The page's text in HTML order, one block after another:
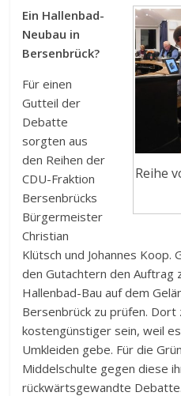
Reihe
Ein Hallenbad-
Neubau in
Bersenbrück?
Für einen
Gutteil der
Debatte
sorgten aus
den Reihen der
CDU-Fraktion
Bersenbrücks
Bürgermeister
Christian
Klütsch und Johannes
den Gutachtern den Auftrag
Hallenbad-Bau auf dem
Bersenbrück zu prüfen. Dort
kostengünstiger sein, weil
Umkleiden gebe. Für die
Middelschulte gegen diese
rückwärtsgewandte Debatte.